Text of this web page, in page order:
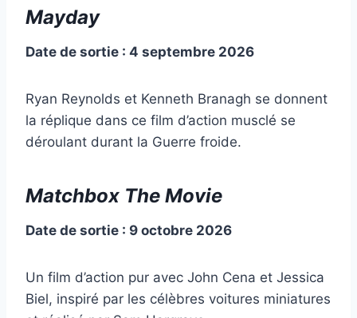
Mayday
Date de sortie : 4 septembre 2026
Ryan Reynolds et Kenneth Branagh se donnent
la réplique dans ce film d’action musclé se
déroulant durant la Guerre froide.
Matchbox The Movie
Date de sortie : 9 octobre 2026
Un film d’action pur avec John Cena et Jessica
Biel, inspiré par les célèbres voitures miniatures